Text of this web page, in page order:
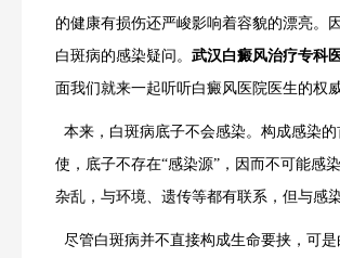
的健康有损伤还严峻影响着容貌的漂亮。
白斑病的感染疑问。 武汉白癜风治疗专科
面我们就来一起听听白癜风医院医生的权威
本来，白斑病底子不会感染。构成感染
使，底子不存在“感染源”，因而不可能感
杂乱，与环境、遗传等都有联系，但与感
尽管白斑病并不直接构成生命要挟，可